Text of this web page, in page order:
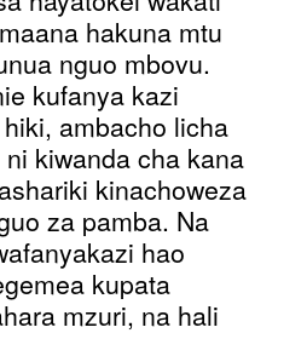
hakuna mtu
nguo mbovu.
kufanya kazi
ambacho licha
kiwanda cha kana
kinachoweza
za pamba. Na
hao
kupata
mzuri, na hali